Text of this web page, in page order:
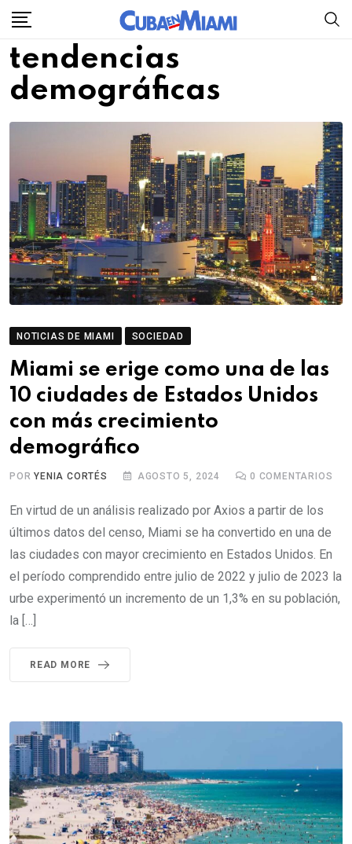
Skip
content
tendencias
demográficas
NOTICIAS DE MIAMI SOCIEDAD
Miami se erige como una de las
10 ciudades de Estados Unidos
con más crecimiento
demográfico
PORYENIA CORTÉS AGOSTO 5, 2024 0 COMENTARIOS
En virtud de un análisis realizado por Axios a partir de los
últimos datos del censo, Miami se ha convertido en una de
las ciudades con mayor crecimiento en Estados Unidos. En
el período comprendido entre julio de 2022 y julio de 2023 la
urbe experimentó un incremento de un 1,3% en su población,
la […]
READ MORE